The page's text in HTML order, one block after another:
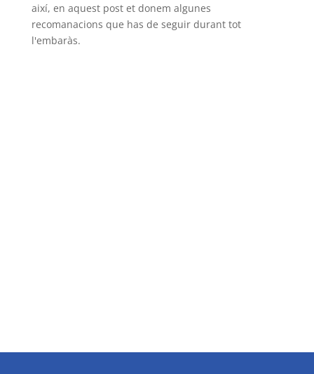
així, en aquest post et donem algunes
recomanacions que has de seguir durant tot
l'embaràs.